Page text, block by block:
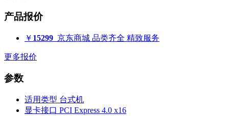
产品报价
￥ 15299 京东商城 品类齐全 精致服务
更多报价
参数
适用类型 台式机
显卡接口 PCI Express 4.0 x16